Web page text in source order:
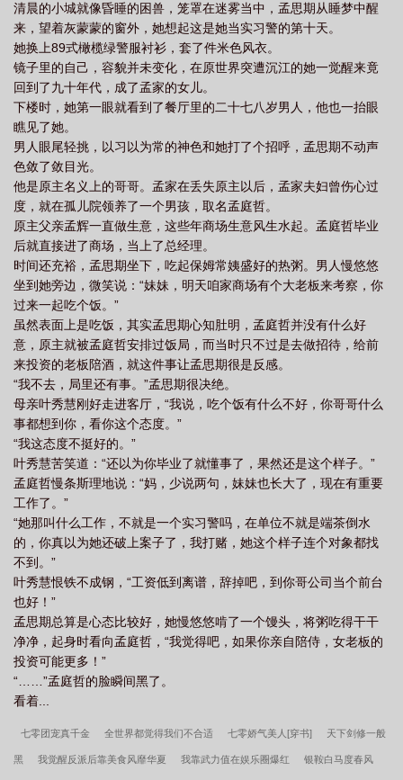
特征。她是被人活活扼喉勒死！孟家人：……*孟思期不曾想，她有
一种超能力，接触现场时，竟能感知到凶杀案的关键线索——杀人
的手段、凶手的特征、凶手的特殊习惯……凶杀现场就仿佛电影一
般一点点剧透给她？！从此，a市多了一位超级侦探，作案凶手多了
一个如影随形的噩梦。局长：还破不了案？去找小孟啊！凶手痛苦
抱头：别说了，我认罪，我伏法，我服气！……记者：孟警官，请
问某些疑案线索如此匮乏的情况下，您是如何又快又准地找到凶手
的呢？孟思期真诚脸：犯罪心理学当中的表演学！记者和观众宠溺
笑：孟警官真是调皮。孟思期：说了实话你们也未必信。别人查
案，找证据，找凶手。她查案，凶手和证据就明晃晃摆在那儿，线
索不够，只能演技来凑，诈一诈，总有蠢凶上当。孟侦探苦笑扶额
JPG：无敌的寂寞谁能懂。看着电视报道的孟家人傻眼了。现，现
在挽回女儿还晚不晚？孟思期微笑：你说呢。（文中悬案由简到
繁，破案难度指数级递增。金手指是锦上添花，女主能力也是指数
级递增，会有大量犯罪侧写、刑侦推理和取证细节。）（2023.3.1
文案留照）——————————【预收一】《我靠画像破案成了
警界瑰宝[刑侦]》2003年李疏梅从警校毕业，进入秦东市刑警大队，
成了一名小女警。刑侦破案特别吃苦，第一次去现场，李疏梅就把
一堆“毛病”全部攒齐了，看到尸体时呕吐，追凶时摔倒，甚至在枪声
响起时，李疏梅被震晕了，是真晕。老刑警破案心急，直接冲到局
长办公室，希望局里能够换个人。好在在局长安慰下，李疏梅留了
下来。那个年代破案手段少，科技匮乏，因此不少案子成为了悬
案。只是让这些老刑警没有想到的是，三天后，凭借李疏梅的一副
画像，顺利找出了穷凶极恶来去无踪的凶手。在几个月内，李疏梅
更是成功帮助警局破获数桩大案，她更是被称为刑侦画像专家。庆
功会上，同事问她：疏梅，你是什么时候学的画，画的也太像了，
惊人相似啊？！李疏梅：就是素描时加了些自己的推测，譬如犯罪
心理侧写……其实，李疏梅根本不曾想，她有一项刑侦画像的超能
力。凭借目击者的只言片语，一个模糊的人影，死者的头骨，甚至
死者的日记——她能联想出凶手或死者的形象，而且高达99%相似
度！！2023.12.1留照——————【预收二】《在年代剧里靠弹幕
破案[刑侦]》陈千意穿进一部热播年代剧里，这部剧悲欢离合赚人眼
泪，她是陈家的三姑娘，剧简介提到，两个姐姐后来命运悲惨，二
姐惨死，大姐走上犯罪之路。而陈千意是一名公安实习女警。在警
局实习开始，市里就发生一起严重的连环杀人案，局里正处在紧张
焦虑的气氛之中。随着新的受害者产生，局长大发雷霆，要求刑警
队必须在三天内破案，否则刑警队换人。这时，陈千意却意外看到
么还带剧透的啊。】当天夜里，警局紧急围捕，抓获了犯罪嫌疑
清晨的小城就像昏睡的困兽，笼罩在迷雾当中，孟思期从睡梦中醒
来，望着灰蒙蒙的窗外，她想起这是她当实习警的第十天。
她换上89式橄榄绿警服衬衫，套了件米色风衣。
镜子里的自己，容貌并未变化，在原世界突遭沉江的她一觉醒来竟
回到了九十年代，成了孟家的女儿。
下楼时，她第一眼就看到了餐厅里的二十七八岁男人，他也一抬眼
瞧见了她。
男人眼尾轻挑，以习以为常的神色和她打了个招呼，孟思期不动声
色敛了敛目光。
他是原主名义上的哥哥。孟家在丢失原主以后，孟家夫妇曾伤心过
度，就在孤儿院领养了一个男孩，取名孟庭哲。
原主父亲孟辉一直做生意，这些年商场生意风生水起。孟庭哲毕业
后就直接进了商场，当上了总经理。
时间还充裕，孟思期坐下，吃起保姆常姨盛好的热粥。男人慢悠悠
坐到她旁边，微笑说：“妹妹，明天咱家商场有个大老板来考察，你
过来一起吃个饭。”
虽然表面上是吃饭，其实孟思期心知肚明，孟庭哲并没有什么好
意，原主就被孟庭哲安排过饭局，而当时只不过是去做招待，给前
来投资的老板陪酒，就这件事让孟思期很是反感。
“我不去，局里还有事。”孟思期很决绝。
母亲叶秀慧刚好走进客厅，“我说，吃个饭有什么不好，你哥哥什么
事都想到你，看你这个态度。”
“我这态度不挺好的。”
叶秀慧苦笑道：“还以为你毕业了就懂事了，果然还是这个样子。”
孟庭哲慢条斯理地说：“妈，少说两句，妹妹也长大了，现在有重要
工作了。”
“她那叫什么工作，不就是一个实习警吗，在单位不就是端茶倒水
的，你真以为她还破上案子了，我打赌，她这个样子连个对象都找
不到。”
叶秀慧恨铁不成钢，“工资低到离谱，辞掉吧，到你哥公司当个前台
也好！”
孟思期总算是心态比较好，她慢悠悠啃了一个馒头，将粥吃得干干
净净，起身时看向孟庭哲，“我觉得吧，如果你亲自陪侍，女老板的
投资可能更多！”
“……”孟庭哲的脸瞬间黑了。
看着...
七零团宠真千金 全世界都觉得我们不合适 七零娇气美人[穿书] 天下剑修一般
黑 我觉醒反派后靠美食风靡华夏 我靠武力值在娱乐圈爆红 银鞍白马度春风